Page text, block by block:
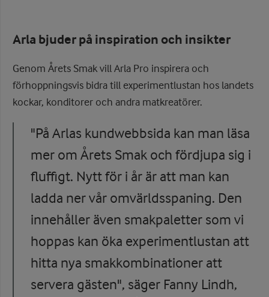
Arla bjuder på inspiration och insikter
Genom Årets Smak vill Arla Pro inspirera och
förhoppningsvis bidra till experimentlustan hos landets
kockar, konditorer och andra matkreatörer.
"På Arlas kundwebbsida kan man läsa
mer om Årets Smak och fördjupa sig i
fluffigt. Nytt för i år är att man kan
ladda ner vår omvärldsspaning. Den
innehåller även smakpaletter som vi
hoppas kan öka experimentlustan att
hitta nya smakkombinationer att
servera gästen", säger Fanny Lindh,